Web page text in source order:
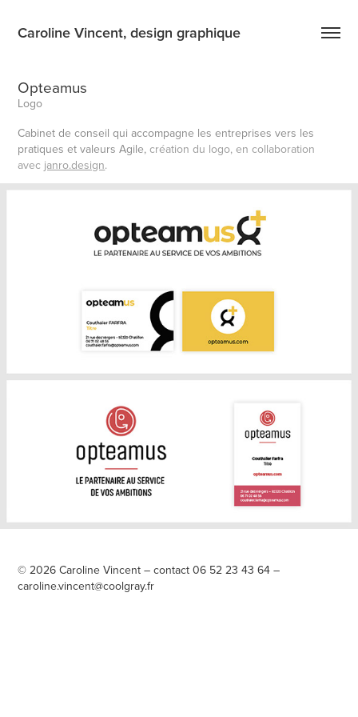
Caroline Vincent, design graphique
Opteamus
Logo
Cabinet de conseil qui accompagne les entreprises vers les
pratiques et valeurs Agile,création du logo, en collaboration
avec janro.design.
© 2026 Caroline Vincent – contact 06 52 23 43 64 –
caroline.vincent@coolgray.fr